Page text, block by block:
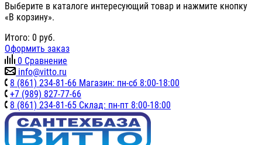
Выберите в каталоге интересующий товар и нажмите кнопку
«В корзину».
Итого: 0 руб.
Оформить заказ
0 Сравнение
info@vitto.ru
8 (861) 234-81-66 Магазин: пн-сб 8:00-18:00
+7 (989) 827-77-66
8 (861) 234-81-65 Склад: пн-пт 8:00-18:00